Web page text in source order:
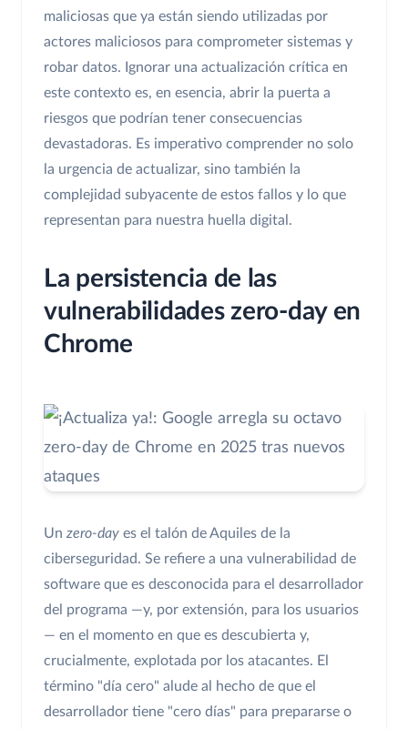
maliciosas que ya están siendo utilizadas por
actores maliciosos para comprometer sistemas y
robar datos. Ignorar una actualización crítica en
este contexto es, en esencia, abrir la puerta a
riesgos que podrían tener consecuencias
devastadoras. Es imperativo comprender no solo
la urgencia de actualizar, sino también la
complejidad subyacente de estos fallos y lo que
representan para nuestra huella digital.
La persistencia de las
vulnerabilidades zero-day en
Chrome
Un zero-day es el talón de Aquiles de la
ciberseguridad. Se refiere a una vulnerabilidad de
software que es desconocida para el desarrollador
del programa —y, por extensión, para los usuarios
— en el momento en que es descubierta y,
crucialmente, explotada por los atacantes. El
término "día cero" alude al hecho de que el
desarrollador tiene "cero días" para prepararse o